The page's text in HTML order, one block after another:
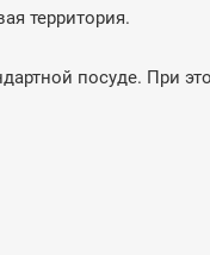
территория.
посуде. При